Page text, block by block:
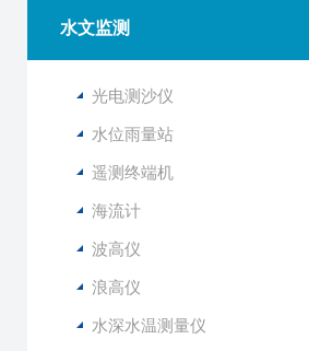
水文监测
光电测沙仪
水位雨量站
遥测终端机
海流计
波高仪
浪高仪
水深水温测量仪